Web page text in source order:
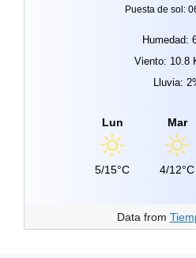
Puesta de sol:
Humedad:
Viento: 10.8
Lluvia:
Lun
5/15°C
Mar
4/12°C
Data from